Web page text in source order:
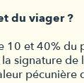
du viager ?
10 et 40%
signature de
pécunière